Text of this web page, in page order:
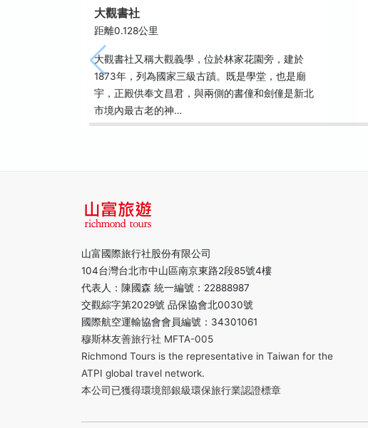
大觀書社
距離0.128公里
大觀書社又稱大觀義學，位於林家花園旁，建於
1873年，列為國家三級古蹟。既是學堂，也是廟
宇，正殿供奉文昌君，與兩側的書僮和劍僮是新北
市境內最古老的神…
山富國際旅行社股份有限公司
104台灣台北市中山區南京東路2段85號4樓
代表人：陳國森 統一編號：22888987
交觀綜字第2029號 品保協會北0030號
國際航空運輸協會會員編號：34301061
穆斯林友善旅行社 MFTA-005
Richmond Tours is the representative in Taiwan for the
ATPI global travel network.
本公司已獲得環境部銀級環保旅行業認證標章